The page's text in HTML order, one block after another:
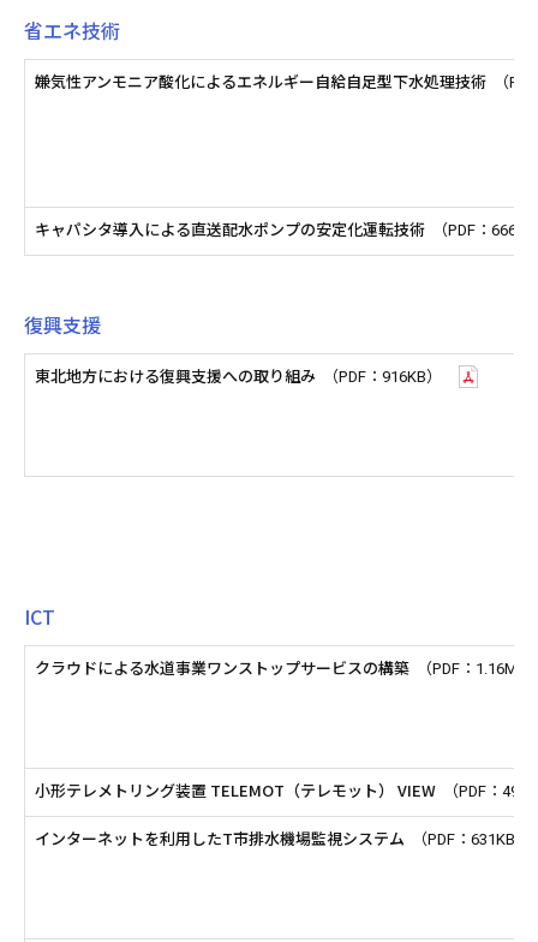
省エネ技術
嫌気性アンモニア酸化によるエネルギー自給自足型下水処理技術 （
キャパシタ導入による直送配水ポンプの安定化運転技術 （PDF：
復興支援
東北地方における復興支援への取り組み （PDF：916KB）
ICT
クラウドによる水道事業ワンストップサービスの構築 （PDF：1.16MB
小形テレメトリング装置 TELEMOT（テレモット） VIEW （PDF：
インターネットを利用したT市排水機場監視システム （PDF：631KB）